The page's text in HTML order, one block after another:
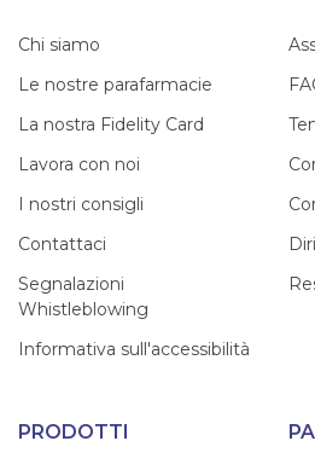
Chi siamo
Le nostre parafarmacie
La nostra Fidelity Card
Lavora con noi
I nostri consigli
Contattaci
Segnalazioni
Whistleblowing
Informativa sull'accessibilità
PRODOTTI